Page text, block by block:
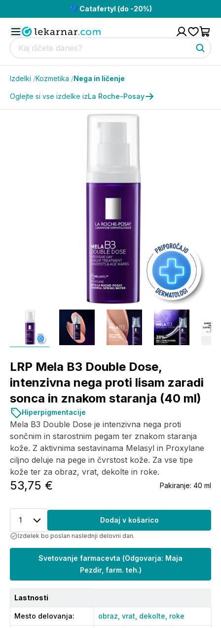
💙 Catafertyl (do -20%)
Izdelki /Kozmetika /Nega in ličenje
Oglejte si vse izdelke izLa Roche-Posay
LRP Mela B3 Double Dose,
intenzivna nega proti lisam zaradi
sonca in znakom staranja (40 ml)
Mela B3 Double Dose je intenzivna nega proti
sončnim in starostnim pegam ter znakom staranja
kože. Z aktivnima sestavinama Melasyl in Proxylane
ciljno deluje na pege in čvrstost kože. Za vse tipe
kože ter za obraz, vrat, dekolte in roke.
53,75 € Pakiranje: 40 ml
Hiperpigmentacije
1 Dodaj v košarico
Izdelek bo poslan naslednji delovni dan.
Svetovanje farmacevta (Odgovarja: Maja
Pezdir, farm. teh.)
Lastnosti
Mesto delovanja: obraz, vrat, dekolte, roke